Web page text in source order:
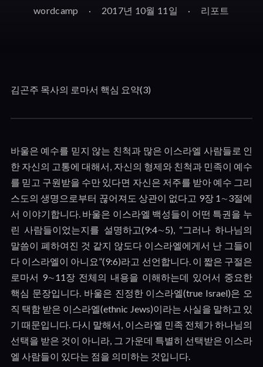
wordcamp 2017년 10월 11일 리포트
김곤주 목사의 로마서 핵심 요약(3)
바울은 예수를 믿지 않는 친척과 많은 이스라엘 사람들로 인
한 자신의 고통에 대해서, 자신의 형제와 친척과 민족이 예수
를 믿고 구원받을 수만 있다면 자신은 저주를 받아 예수 그리
스도의 생명으로부터 끊어져도 상관이 없다고 9장 1 ∼3절에
서 이야기합니다. 바울은 이스라엘 백성들이 어떤 특권을 누
린 사람들이었는지를 설명하고(9:4∼5), “그러나 하나님의
말씀이 폐하여진 것 같지 않도다 이스라엘에게서 난 그들이
다 이스라엘이 아니요”(9:6)라고 선언합니다. 이 짧은 구절은
로마서 9∼11장 전체의 내용을 이해하는데 있어서 중요한
핵심 문장입니다. 바울은 진정한 이스라엘(true Israel)은 오
직 택함 받은 이스라엘(ethnic Jews)이라는 사실을 말하고 있
기 때문입니다. 다시 말해서, 이스라엘 민족 전체가 하나님의
선택을 받은 것이 아니라, 그 가운데 특별히 선택받은 이스라
엘 사람들이 있다는 점을 의미하는 것입니다.